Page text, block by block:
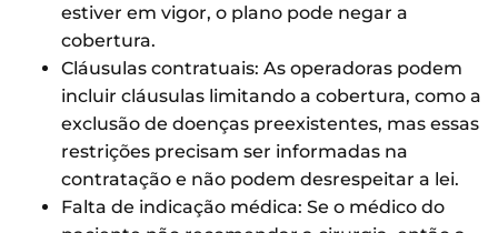
estiver em vigor, o plano pode negar a
cobertura.
Cláusulas contratuais: As operadoras podem
incluir cláusulas limitando a cobertura, como a
exclusão de doenças preexistentes, mas essas
restrições precisam ser informadas na
contratação e não podem desrespeitar a lei.
Falta de indicação médica: Se o médico do